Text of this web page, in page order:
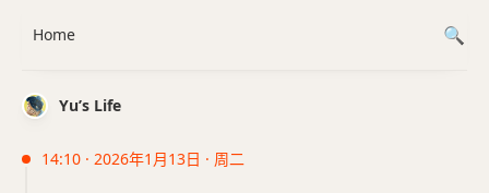
Yu’s Life
14:10 · 2026年1月13日 · 周二
Home